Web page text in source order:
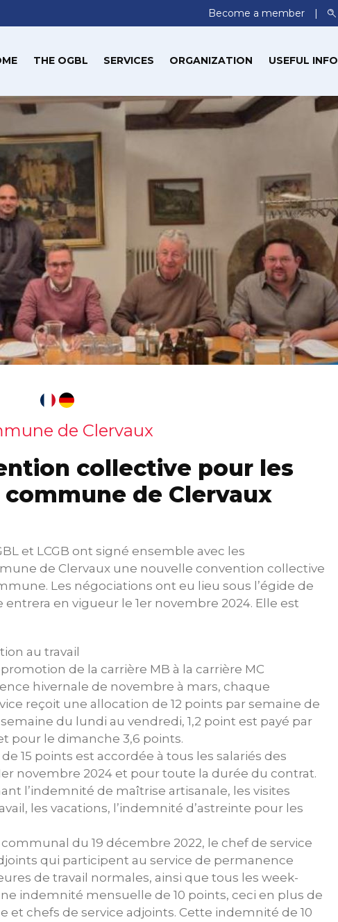
Become a member
THE OGBL SERVICES ORGANIZATION USEFUL INFO
de Clervaux
collective pour les
de Clervaux
et LCGB ont signé ensemble avec les
de Clervaux une nouvelle convention collective
Les négociations ont eu lieu sous l’égide de
entrera en vigueur le 1er novembre 2024. Elle est
au travail
de la carrière MB à la carrière MC
hivernale de novembre à mars, chaque
reçoit une allocation de 12 points par semaine de
du lundi au vendredi, 1,2 point est payé par
pour le dimanche 3,6 points.
15 points est accordée à tous les salariés des
novembre 2024 et pour toute la durée du contrat.
l’indemnité de maîtrise artisanale, les visites
les vacations, l’indemnité d’astreinte pour les
du 19 décembre 2022, le chef de service
qui participent au service de permanence
de travail normales, ainsi que tous les week-
indemnité mensuelle de 10 points, ceci en plus de
et chefs de service adjoints. Cette indemnité de 10